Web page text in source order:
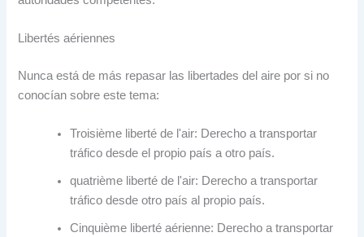
Libertés aériennes
Nunca está de más repasar las libertades del aire por si no
conocían sobre este tema:
Troisième liberté de l'air: Derecho a transportar
tráfico desde el propio país a otro país.
quatrième liberté de l'air: Derecho a transportar
tráfico desde otro país al propio país.
Cinquième liberté aérienne: Derecho a transportar